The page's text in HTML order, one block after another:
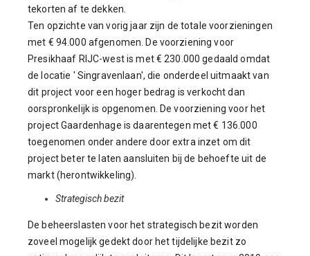
tekorten af te dekken.
Ten opzichte van vorig jaar zijn de totale voorzieningen
met € 94.000 afgenomen. De voorziening voor
Presikhaaf RIJC-west is met € 230.000 gedaald omdat
de locatie ' Singravenlaan', die onderdeel uitmaakt van
dit project voor een hoger bedrag is verkocht dan
oorspronkelijk is opgenomen. De voorziening voor het
project Gaardenhage is daarentegen met € 136.000
toegenomen onder andere door extra inzet om dit
project beter te laten aansluiten bij de behoefte uit de
markt (herontwikkeling).
Strategisch bezit
De beheerslasten voor het strategisch bezit worden
zoveel mogelijk gedekt door het tijdelijke bezit zo